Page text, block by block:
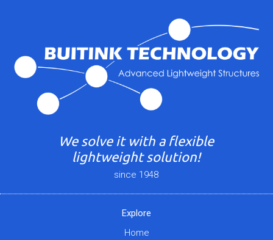
We solve it with a flexible
lightweight solution!
since 1948
Explore
Home